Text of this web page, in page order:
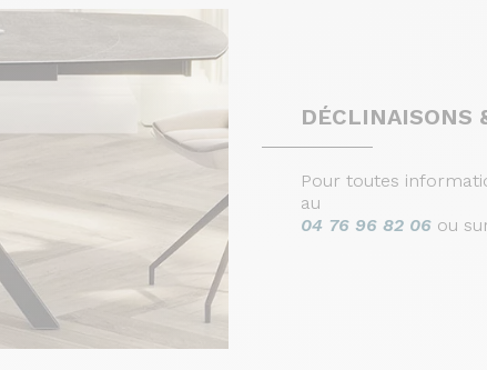
DÉCLINAISONS
Pour toutes
au
04 76 96 82 06 ou